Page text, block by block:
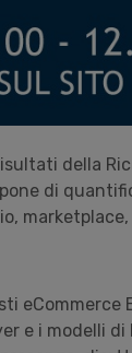
della
di
e i modelli